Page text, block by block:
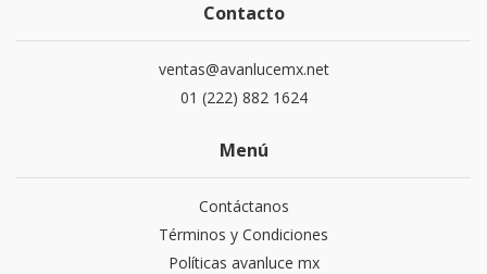
Contacto
ventas@avanlucemx.net
01 (222) 882 1624
Menú
Contáctanos
Términos y Condiciones
Políticas avanluce mx